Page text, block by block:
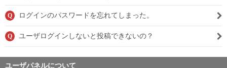
Q ログインのパスワードを忘れてしまった。
Q ユーザログインしないと投稿できないの？
ユーザパネルについて